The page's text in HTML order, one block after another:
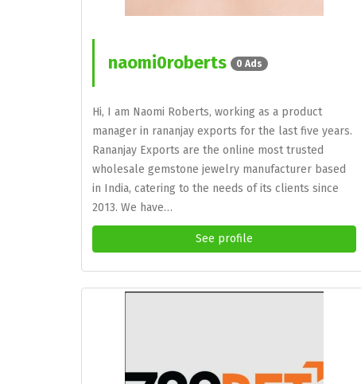
naomi0roberts 0 Ads
Hi, I am Naomi Roberts, working as a product
manager in rananjay exports for the last five years.
Rananjay Exports are the online most trusted
wholesale gemstone jewelry manufacturer based
in India, catering to the needs of its clients since
2013. We have…
See profile